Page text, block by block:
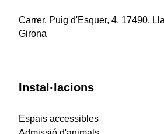
Carrer, Puig d'Esquer, 4, 17490,
Girona
Instal·lacions
Espais accessibles